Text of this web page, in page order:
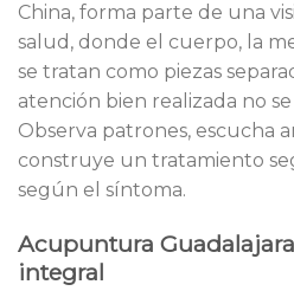
China, forma parte de una
salud, donde el cuerpo, la
se tratan como piezas
atención bien realizada no
Observa patrones, escucha
construye un tratamiento
según el síntoma.
Acupuntura
integral